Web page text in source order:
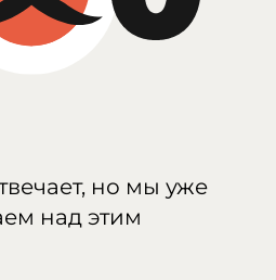
но мы уже
над этим